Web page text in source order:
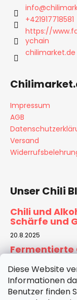
Diese Website
Informationen
Benutzer finden
info@
+421917718581
https://
ychain
chilimarket.de
Impressum
AGB
Versand
Unser Chili
Chili und
Schärfe und
20.8.2025
Fermentierte
6.8.2025